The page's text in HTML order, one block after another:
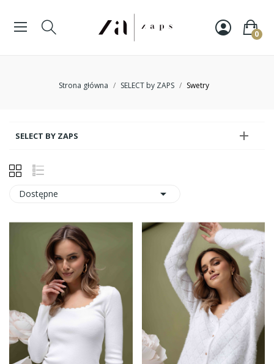
0
Strona główna SELECT by ZAPS Swetry
SELECT BY ZAPS 
Dostępne 